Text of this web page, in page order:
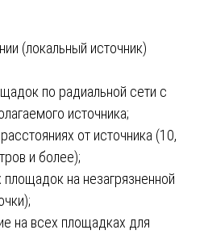
(локальный источник)
по радиальной сети с
источника;
от источника (10,
и более);
площадок на незагрязненной
на всех площадках для